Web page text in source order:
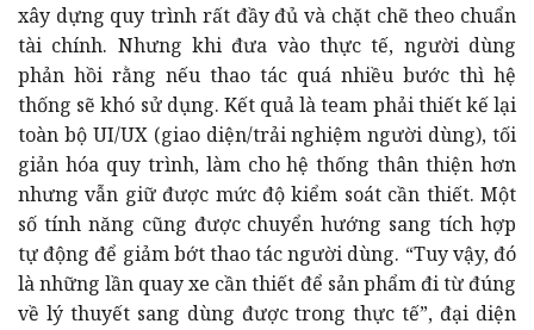
xây dựng quy trình rất đầy đủ và chặt chẽ theo chuẩn
tài chính. Nhưng khi đưa vào thực tế, người dùng
phản hồi rằng nếu thao tác quá nhiều bước thì hệ
thống sẽ khó sử dụng. Kết quả là team phải thiết kế lại
toàn bộ UI/UX (giao diện/trải nghiệm người dùng), tối
giản hóa quy trình, làm cho hệ thống thân thiện hơn
nhưng vẫn giữ được mức độ kiểm soát cần thiết. Một
số tính năng cũng được chuyển hướng sang tích hợp
tự động để giảm bớt thao tác người dùng. “Tuy vậy, đó
là những lần quay xe cần thiết để sản phẩm đi từ đúng
về lý thuyết sang dùng được trong thực tế”, đại diện